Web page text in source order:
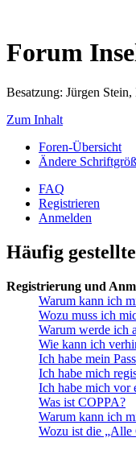
Forum
Besatzung: Jürgen
Zum Inhalt
Foren-Übersicht
Ändere
FAQ
Registrieren
Anmelden
Häufig
Registrierung und
Warum kann ich
Wozu muss ich
Warum werde ich
Wie kann ich
Ich habe mein
Ich habe mich
Ich habe mich vor
Was ist COPPA?
Warum kann ich
Wozu ist die „Alle